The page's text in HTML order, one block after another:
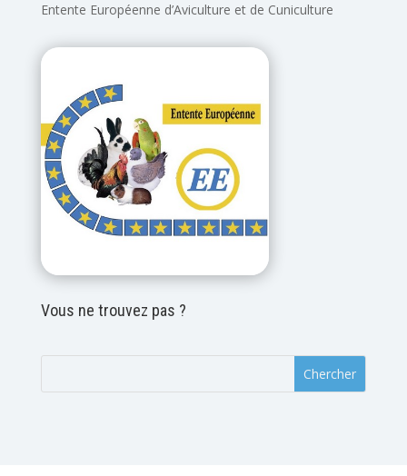
Entente Européenne d’Aviculture et de Cuniculture
Vous ne trouvez pas ?